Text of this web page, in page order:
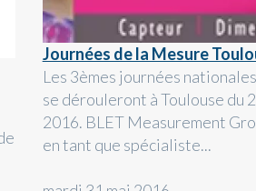
Journées de la Mesure
Les 3èmes journées
se dérouleront à Toulouse du
2016. BLET Measurement
en tant que spécialiste...